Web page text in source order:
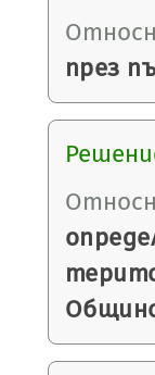
през